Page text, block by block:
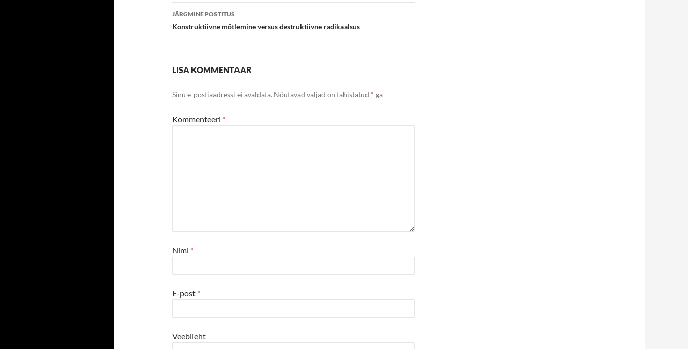
JÄRGMINE POSTITUS
Konstruktiivne mõtlemine versus destruktiivne radikaalsus
LISA KOMMENTAAR
Sinu e-postiaadressi ei avaldata. Nõutavad väljad on tähistatud *-ga
Kommenteeri *
Nimi *
E-post *
Veebileht